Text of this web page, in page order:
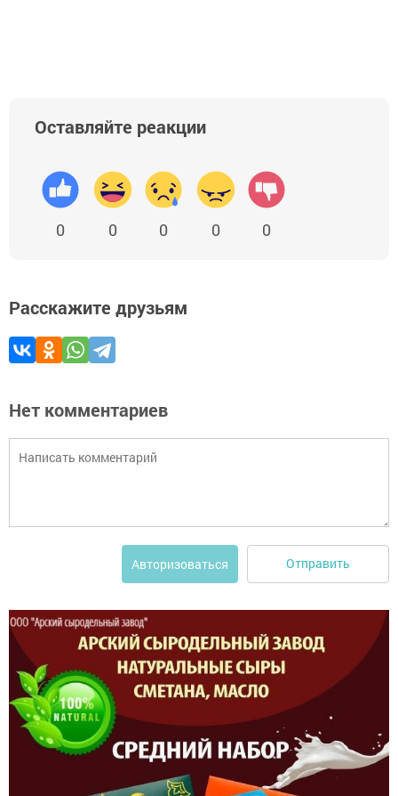
Оставляйте реакции
0 0 0 0 0
Расскажите друзьям
Нет комментариев
Авторизоваться Отправить